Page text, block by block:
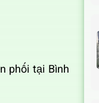
phối tại Bình